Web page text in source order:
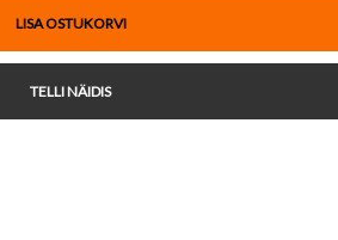
LISA OSTUKORVI
TELLI NÄIDIS